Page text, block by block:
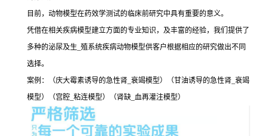
目前，动物模型在药效学测试的临床前研究中具有重要的意义。
凭借在相关疾病模型建立方面的专业知识，及丰富的经验，我们提供了
多种的泌尿及生_殖系统疾病动物模型供客户根据相应的研究做出不同
选择。
案例：（庆大霉素诱导的急性肾_衰竭模型）（甘油诱导的急性肾_衰竭
模型）（宫腔_粘连模型）（肾缺_血再灌注模型）